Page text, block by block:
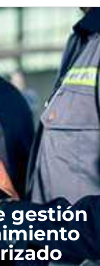
gestión